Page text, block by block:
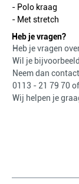
- Polo kraag
- Met stretch
Heb je vragen?
Heb je vragen
Wil je
Neem dan
0113 - 21 79 70 of
Wij helpen je